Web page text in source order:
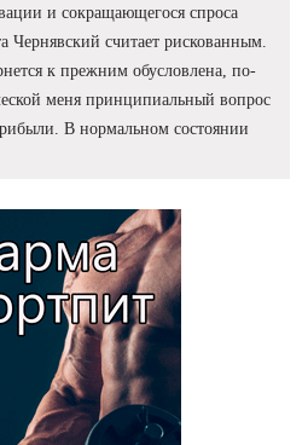
и сокращающегося спроса
Чернявский считает рискованным.
к прежним обусловлена, по-
меня принципиальный вопрос
В нормальном состоянии